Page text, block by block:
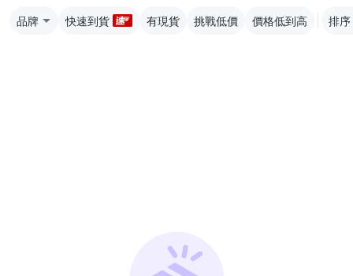
品牌 快速到貨 有現貨 挑戰低價 價格低到高 排序